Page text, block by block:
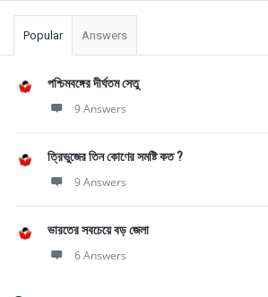
Popular Answers
পশ্চিমবঙ্গের দীর্ঘতম সেতু
9 Answers
ত্রিভুজের তিন কোণের সমষ্টি কত ?
9 Answers
ভারতের সবচেয়ে বড় জেলা
6 Answers